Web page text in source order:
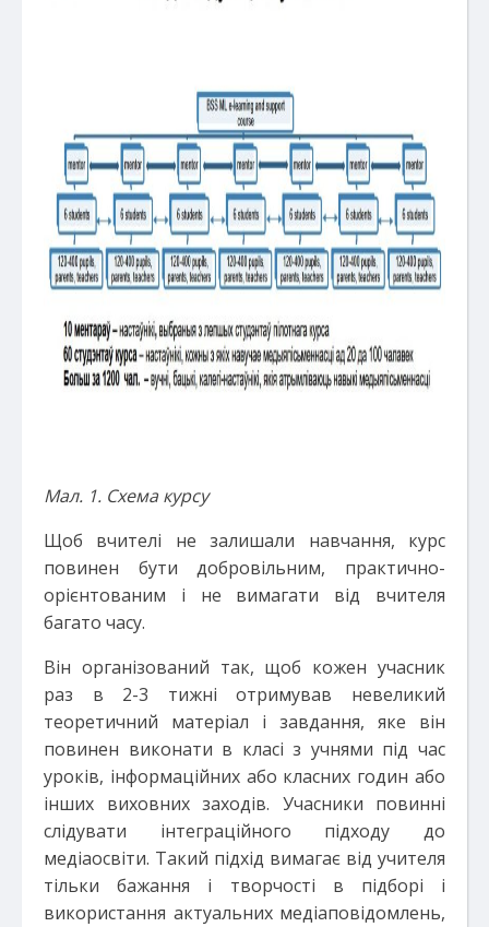
Мал. 1. Схема курсу
Щоб вчителі не залишали навчання, курс
повинен бути добровільним, практично-
орієнтованим і не вимагати від вчителя
багато часу.
Він організований так, щоб кожен учасник
раз в 2-3 тижні отримував невеликий
теоретичний матеріал і завдання, яке він
повинен виконати в класі з учнями під час
уроків, інформаційних або класних годин або
інших виховних заходів. Учасники повинні
слідувати інтеграційного підходу до
медіаосвіти. Такий підхід вимагає від учителя
тільки бажання і творчості в підборі і
використання актуальних медіаповідомлень,